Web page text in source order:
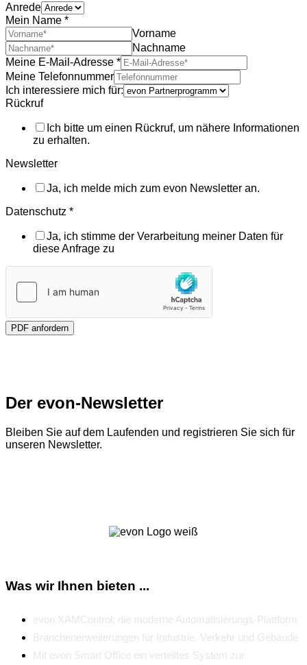
Anrede
Mein Name *
Vorname
Nachname
Meine E-Mail-Adresse *
Meine Telefonnummer
Ich interessiere mich für:
Rückruf
Ich bitte um einen Rückruf, um nähere Informationen
zu erhalten.
Newsletter
Ja, ich melde mich zum evon Newsletter an.
Datenschutz *
Ja, ich stimme der Verarbeitung meiner Daten für
diese Anfrage zu
PDF anfordern
Der evon-Newsletter
Bleiben Sie auf dem Laufenden und registrieren Sie sich für
unseren Newsletter.
Was wir Ihnen bieten ...
evon XAMControl: die moderne Automatisierungs-Plattform
Branchenerweiterungen für Industrie, Verkehr und Gebäude
Mit evon Smart Office ein verteiltes System zur